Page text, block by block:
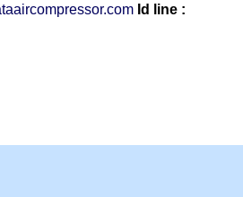
Id line :